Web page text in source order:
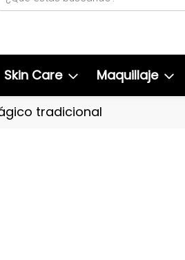
Skin Care Maquillaje
tradicional